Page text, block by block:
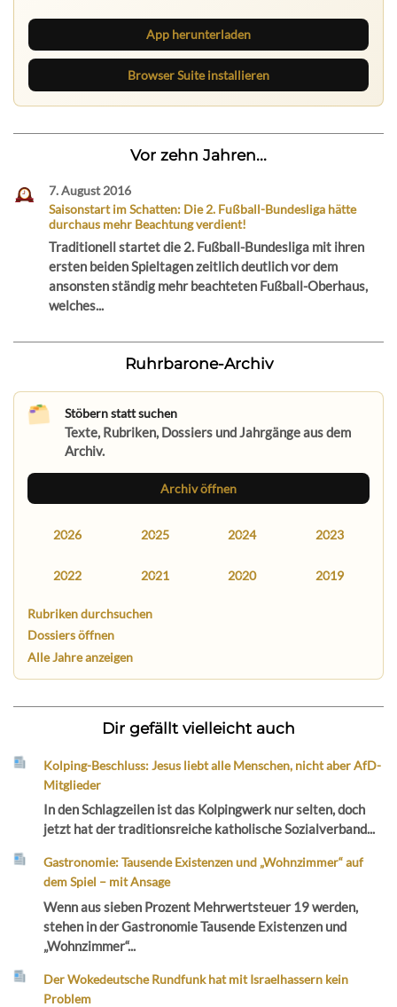
App herunterladen
Browser Suite installieren
Vor zehn Jahren...
7. August 2016
Saisonstart im Schatten: Die 2. Fußball-Bundesliga hätte
durchaus mehr Beachtung verdient!
Traditionell startet die 2. Fußball-Bundesliga mit ihren
ersten beiden Spieltagen zeitlich deutlich vor dem
ansonsten ständig mehr beachteten Fußball-Oberhaus,
welches...
Ruhrbarone-Archiv
Stöbern statt suchen
Texte, Rubriken, Dossiers und Jahrgänge aus dem
Archiv.
Archiv öffnen
2026 2025 2024 2023
2022 2021 2020 2019
Rubriken durchsuchen
Dossiers öffnen
Alle Jahre anzeigen
Dir gefällt vielleicht auch
Kolping-Beschluss: Jesus liebt alle Menschen, nicht aber AfD-
Mitglieder
In den Schlagzeilen ist das Kolpingwerk nur selten, doch
jetzt hat der traditionsreiche katholische Sozialverband...
Gastronomie: Tausende Existenzen und „Wohnzimmer“ auf
dem Spiel – mit Ansage
Wenn aus sieben Prozent Mehrwertsteuer 19 werden,
stehen in der Gastronomie Tausende Existenzen und
„Wohnzimmer“...
Der Wokedeutsche Rundfunk hat mit Israelhassern kein
Problem